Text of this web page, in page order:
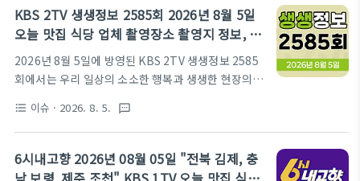
너에서는 정성과 시간을 아낌없이 쏟아부어 완성한 감
동적인 세 가지 찜 요리를 선보였고, 삼촌 어디가요 코
너에서는 복숭아의 매력에 푹 빠진 달콤한 여름나기
현장을 생생하게 전달했습니다. 맛과 힐링이 공존했던
오늘 방송의 핵심 정보를 지금 바로 확인해 보세요.방
송 시간: 매주 월-금 18:50 SBSSBS 생방송 투데이 공
바로가기주소: 인천 강화군 송..
KBS 2TV 생생정보 2585회 2026년 8월 5일
오늘 맛집 식당 업체 촬영장소 촬영지 정보, 뭉
쳐야 즐겁다, 가격파괴 Why, 장 PD의 AI 여행
기, 요즘 시장 24시, 달라야 사는 크리에이터
2026년 8월 5일에 방영된 KBS 2TV 생생정보 2585
회에서는 우리 일상의 소소한 행복과 생생한 현장의
습니다. 대한민국 구석구석 숨겨진 보석 같은 명소부
터 입맛을 사로잡는 가성비 맛집, 그리고 특별한 재능
으로 삶의 가치를 높이는 이들의 감동적인 휴먼 스토
리까지, 이번 회차 역시 알찬 정보들로 가득 채워졌습
format_list_bulleted 이슈 · 2026. 8. 5. textsms
6시내고향 2026년 08월 05일 "전북 김제, 충